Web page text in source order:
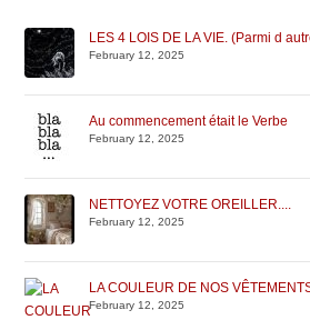
LES 4 LOIS DE LA VIE. (Parmi d
February 12, 2025
Au commencement était le Verbe
February 12, 2025
NETTOYEZ VOTRE OREILLER....
February 12, 2025
LA COULEUR DE NOS
February 12, 2025